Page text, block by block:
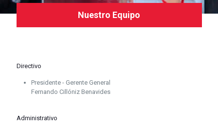
Nuestro Equipo
Directivo
Presidente - Gerente General
Fernando Cillóniz Benavides
Administrativo